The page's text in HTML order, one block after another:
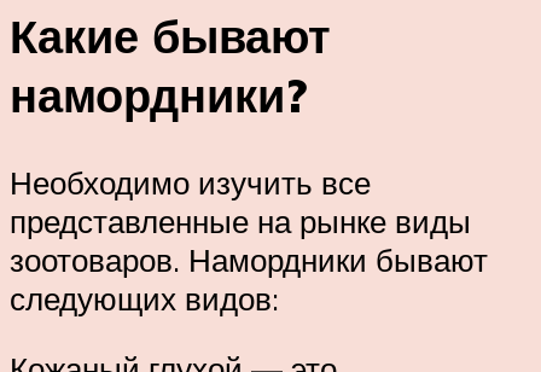
Какие бывают
намордники?
Необходимо изучить все
представленные на рынке виды
зоотоваров. Намордники бывают
следующих видов: